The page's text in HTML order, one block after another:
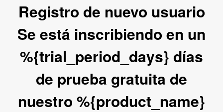
Registro de nuevo usuario
Se está inscribiendo en un
%{trial_period_days} días
de prueba gratuita de
nuestro %{product_name}